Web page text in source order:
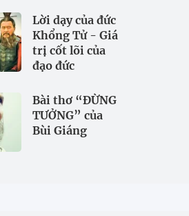
Lời dạy của đức
Khổng Tử - Giá
trị cốt lõi của
đạo đức
Bài thơ “ĐỪNG
TƯỞNG” của
Bùi Giáng